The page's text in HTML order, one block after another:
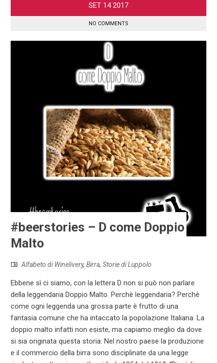
SET 14 2017
NO COMMENTS
#beerstories – D come Doppio
Malto
Alfabeto di Winelivery,Birra,Storie di Luppolo
Ebbene sì ci siamo, con la lettera D non si può non parlare
della leggendaria Doppio Malto. Perchè leggendaria? Perchè
come ogni leggenda una grossa parte è frutto di una
fantasia comune che ha intaccato la popolazione Italiana. La
doppio malto infatti non esiste, ma capiamo meglio da dove
si sia originata questa storia. Nel nostro paese la produzione
e il commercio della birra sono disciplinate da una legge